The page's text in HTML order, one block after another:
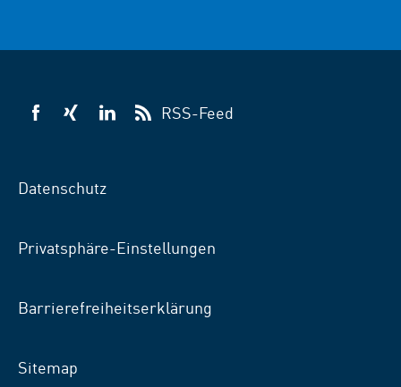
VSB
VSB
VSB
RSS-Feed
Datenschutz
Privatsphäre-Einstellungen
Barrierefreiheitserklärung
Sitemap